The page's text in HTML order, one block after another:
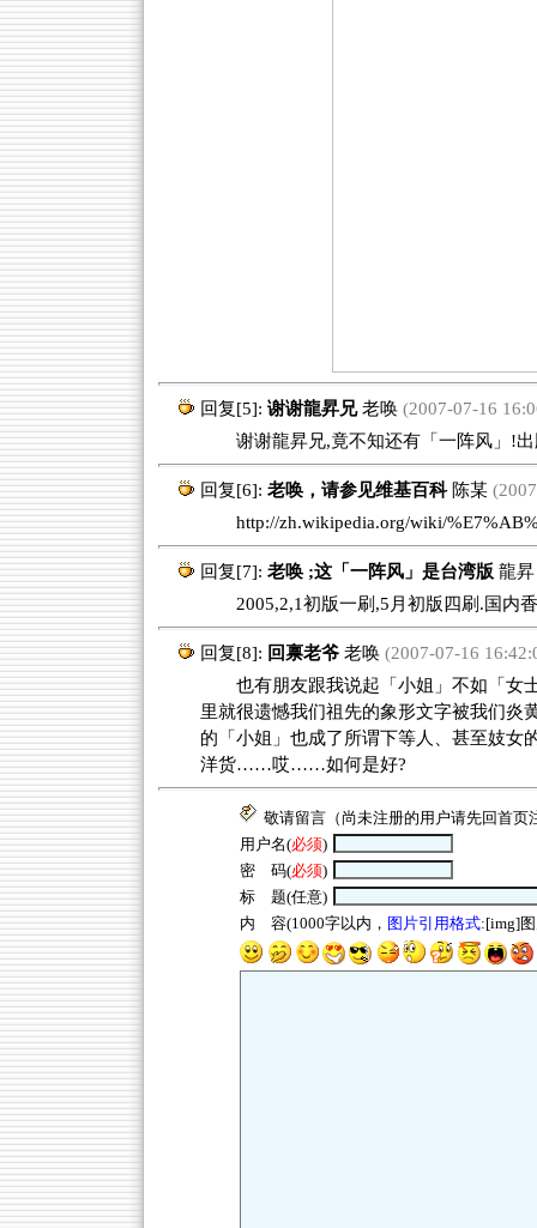
回复[5]: 谢谢龍昇兄 老唤(2007-07-16
谢谢龍昇兄,竟不知还有「一阵风」!出
回复[6]: 老唤，请参见维基百科 陈某
http://zh.wikipedia.org/wiki/
回复[7]: 老唤 ;这「一阵风」是台湾版 龍昇
2005,2,1初版一刷,5月初版四刷.国内香
回复[8]: 回禀老爷 老唤(2007-07-16
也有朋友跟我说起「小姐」不如「女士
里就很遗憾我们祖先的象形文字被我们炎
的「小姐」也成了所谓下等人、甚至妓女
洋货……哎……如何是好?
敬请留言（尚未注册的用户请先回首页
用户名(必须)
密 码(必须)
标 题(任意)
内 容(1000字以内， 图片引用格式:[img]